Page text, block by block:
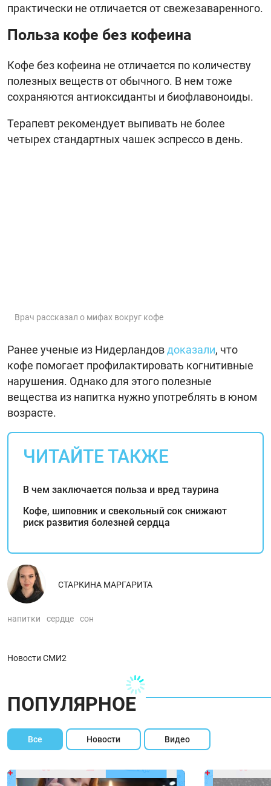
практически не отличается от свежезаваренного.
Польза кофе без кофеина
Кофе без кофеина не отличается по количеству
полезных веществ от обычного. В нем тоже
сохраняются антиоксиданты и биофлавоноиды.
Терапевт рекомендует выпивать не более
четырех стандартных чашек эспрессо в день.
Врач рассказал о мифах вокруг кофе
Ранее ученые из Нидерландовдоказали, что
кофе помогает профилактировать когнитивные
нарушения. Однако для этого полезные
вещества из напитка нужно употреблять в юном
возрасте.
ЧИТАЙТЕ ТАКЖЕ
В чем заключается польза и вред таурина
Кофе, шиповник и свекольный сок снижают
риск развития болезней сердца
СТАРКИНА МАРГАРИТА
напитки сердце сон
Новости СМИ2
ПОПУЛЯРНОЕ
Все Новости Видео